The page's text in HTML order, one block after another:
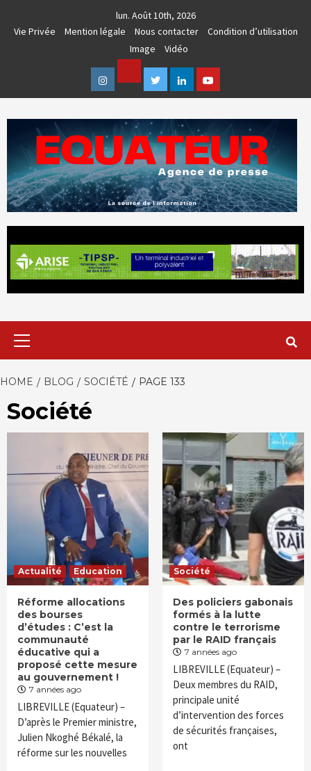
lun. Août 10th, 2026
Vie Privée
Mention légale Nous contacter
Condition d’utilisation
Image
Vidéo
Instagram
Facebook
TwitterLinkedinYoutube
EQUATEUR
HOME BLOG SOCIÉTÉ PAGE 133
Société
Actualité Education
Réforme allocations
des bourses
d’études : C’est la
communauté
éducative qui a
proposé cette mesure
au gouvernement !
7 années ago
LIBREVILLE (Equateur) –
D’après le Premier ministre,
Julien Nkoghé Békalé, la
réforme sur les nouvelles
Société
Des policiers gabonais
formés à la lutte
contre le terrorisme
par le RAID français
7 années ago
LIBREVILLE (Equateur) –
Deux membres du RAID,
principale unité
d’intervention des forces
de sécurités françaises,
ont